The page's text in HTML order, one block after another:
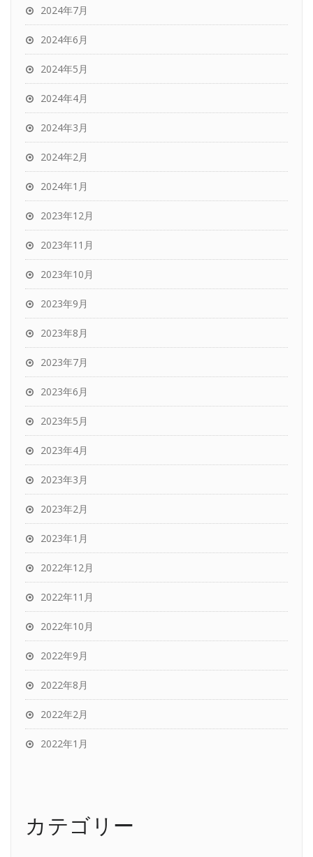
2024年7月
2024年6月
2024年5月
2024年4月
2024年3月
2024年2月
2024年1月
2023年12月
2023年11月
2023年10月
2023年9月
2023年8月
2023年7月
2023年6月
2023年5月
2023年4月
2023年3月
2023年2月
2023年1月
2022年12月
2022年11月
2022年10月
2022年9月
2022年8月
2022年2月
2022年1月
カテゴリー